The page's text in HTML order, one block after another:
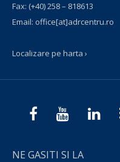
Fax: (+40) 258 – 818613
Email: office[at]adrcentru.ro
Localizare pe harta ›
NE GASITI SI LA